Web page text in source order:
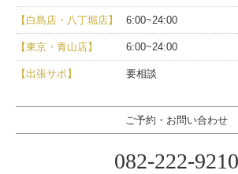
【白島店・八丁堀店】 6:00~24:00
【東京・青山店】 6:00~24:00
【出張サポ】 要相談
ご予約・お問い合わせ
082-222-9210